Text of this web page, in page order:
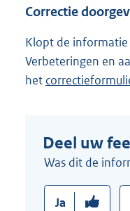
Correctie
Klopt de informatie
Verbeteringen en
het
Deel uw
Was dit de
Ja